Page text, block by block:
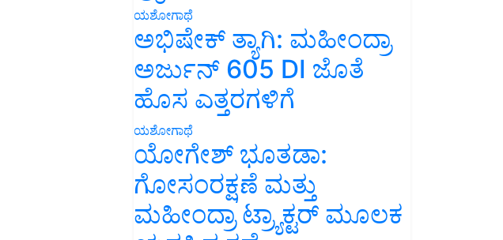
ಯಶೋಗಾಥೆ
ಅಭಿಷೇಕ್ ತ್ಯಾಗಿ: ಮಹೀಂದ್ರಾ
ಅರ್ಜುನ್ 605 DI ಜೊತೆ
ಹೊಸ ಎತ್ತರಗಳಿಗೆ
ಯಶೋಗಾಥೆ
ಯೋಗೇಶ್ ಭೂತಡಾ:
ಗೋಸಂರಕ್ಷಣೆ ಮತ್ತು
ಮಹೀಂದ್ರಾ ಟ್ರ್ಯಾಕ್ಟರ್ ಮೂಲಕ